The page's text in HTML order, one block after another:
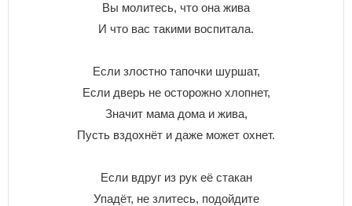
Вы молитесь, что она жива
И что вас такими воспитала.
Если злостно тапочки шуршат,
Если дверь не осторожно хлопнет,
Значит мама дома и жива,
Пусть вздохнёт и даже может охнет.
Если вдруг из рук её стакан
Упадёт, не злитесь, подойдите